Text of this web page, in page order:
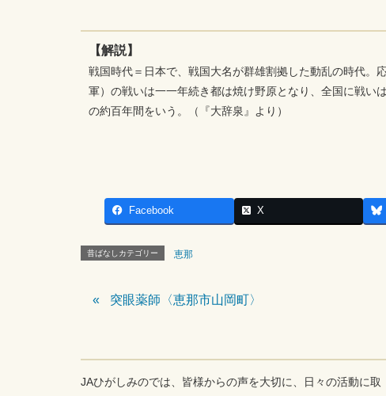
【解説】
戦国時代＝日本で、戦国大名が群雄割拠した動乱の時代。
軍）の戦いは一一年続き都は焼け野原となり、全国に戦い
の約百年間をいう。（『大辞泉』より）
Facebook X
昔ばなしカテゴリー 恵那
突眼薬師〈恵那市山岡町〉
JAひがしみのでは、皆様からの声を大切に、日々の活動に取